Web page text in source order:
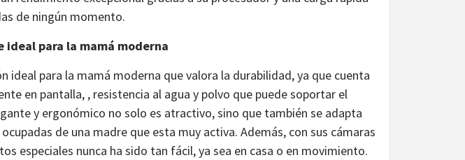
de ningún momento.
ideal para la mamá moderna
ideal para la mamá moderna que valora la durabilidad, ya que cuenta
en pantalla, , resistencia al agua y polvo que puede soportar el
y ergonómico no solo es atractivo, sino que también se adapta
de una madre que esta muy activa. Además, con sus cámaras
especiales nunca ha sido tan fácil, ya sea en casa o en movimiento.